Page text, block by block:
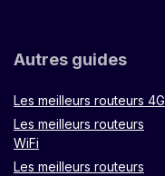
Autres guides
Les meilleurs routeurs 4G
Les meilleurs routeurs
WiFi
Les meilleurs routeurs